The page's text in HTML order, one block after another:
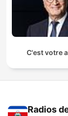
C'est votre
Radios